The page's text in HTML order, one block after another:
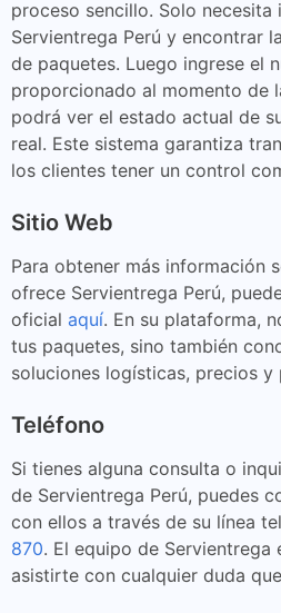
proceso sencillo. Solo
Servientrega Perú y encontrar
de paquetes. Luego ingrese el
proporcionado al momento de
podrá ver el estado actual de
real. Este sistema garantiza
los clientes tener un control
Sitio Web
Para obtener más información
ofrece Servientrega Perú,
oficial aquí. En su plataforma,
tus paquetes, sino también
soluciones logísticas, precios y
Teléfono
Si tienes alguna consulta o
de Servientrega Perú, puedes
con ellos a través de su línea
870. El equipo de Servientrega
asistirte con cualquier duda